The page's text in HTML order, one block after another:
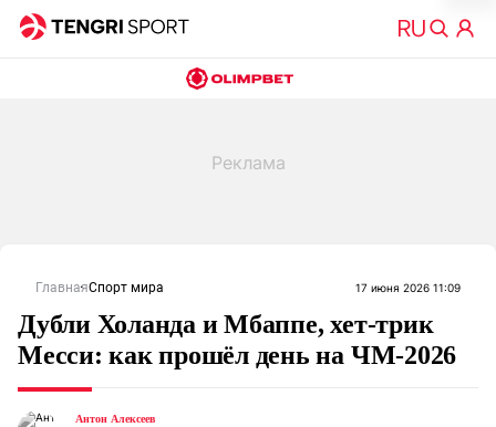
ГлавнаяСпорт мира 17 июня 2026 11:09
Дубли Холанда и Мбаппе, хет-трик
Месси: как прошёл день на ЧМ-2026
Антон Алексеев